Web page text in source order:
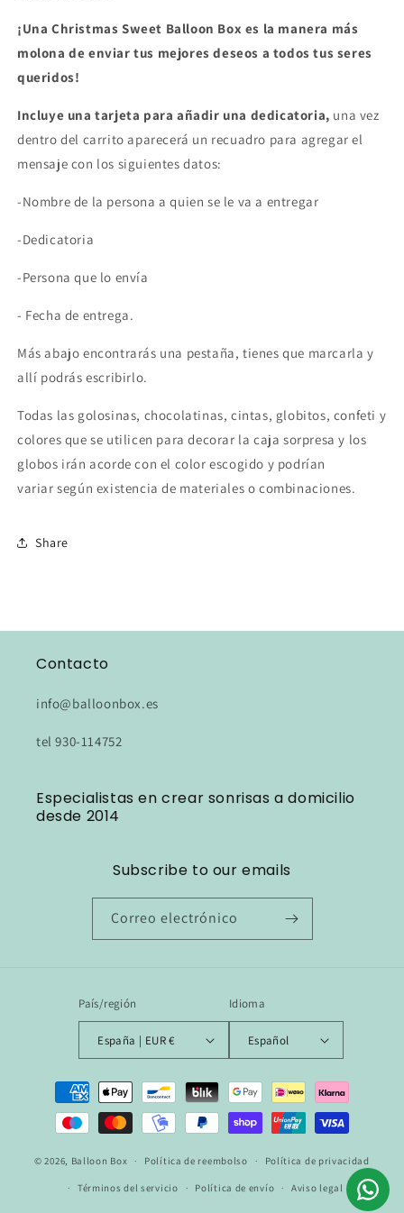
¡Una Christmas Sweet Balloon Box es la manera más
molona de enviar tus mejores deseos a todos tus seres
queridos!
Incluye una tarjeta para añadir una dedicatoria, una vez
dentro del carrito aparecerá un recuadro para agregar el
mensaje con los siguientes datos:
-Nombre de la persona a quien se le va a entregar
-Dedicatoria
-Persona que lo envía
- Fecha de entrega.
Más abajo encontrarás una pestaña, tienes que marcarla y
allí podrás escribirlo.
Todas las golosinas, chocolatinas, cintas, globitos, confeti y
colores que se utilicen para decorar la caja sorpresa y los
globos irán acorde con el color escogido y podrían
variar según existencia de materiales o combinaciones.
Share
Contacto
info@balloonbox.es
tel 930-114752
Especialistas en crear sonrisas a domicilio
desde 2014
Subscribe to our emails
Correo electrónico
País/región
España | EUR €
Idioma
Español
Formas
pago
© 2026, Balloon Box Política de reembolso Política de privacidad
Términos del servicio Política de envío Aviso legal
¡Hola! ¿En qué podemos ayudarte?